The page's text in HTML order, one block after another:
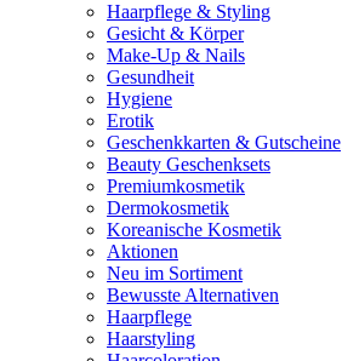
Haarpflege & Styling
Gesicht & Körper
Make-Up & Nails
Gesundheit
Hygiene
Erotik
Geschenkkarten & Gutscheine
Beauty Geschenksets
Premiumkosmetik
Dermokosmetik
Koreanische Kosmetik
Aktionen
Neu im Sortiment
Bewusste Alternativen
Haarpflege
Haarstyling